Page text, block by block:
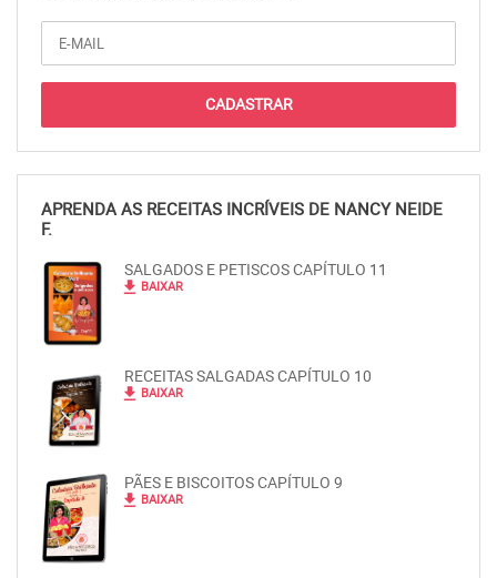
APRENDA AS RECEITAS INCRÍVEIS DE NANCY NEIDE
F.
SALGADOS E PETISCOS CAPÍTULO 11
file_download BAIXAR
RECEITAS SALGADAS CAPÍTULO 10
file_download BAIXAR
PÃES E BISCOITOS CAPÍTULO 9
file_download BAIXAR